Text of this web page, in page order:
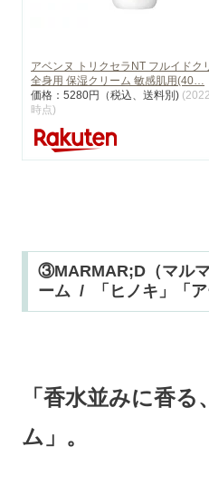
アベンヌ トリクセラNT フルイドク
全身用 保湿クリーム 敏感肌用(40…
価格：5280円（税込、送料別)
時点)
③MARMAR;D（マル
ーム / 「ヒノキ」「ア
「香水並みに香
ム」。